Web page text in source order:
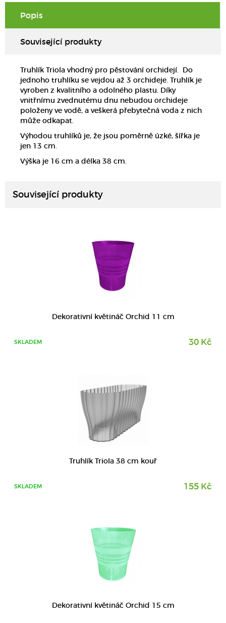
Popis
Související produkty
Truhlík Triola vhodný pro pěstování orchidejí. Do
jednoho truhlíku se vejdou až 3 orchideje. Truhlík je
vyroben z kvalitního a odolného plastu. Díky
vnitřnímu zvednutému dnu nebudou orchideje
položeny ve vodě, a veškerá přebytečná voda z nich
může odkapat.
Výhodou truhlíků je, že jsou poměrně úzké, šířka je
jen 13 cm.
Výška je 16 cm a délka 38 cm.
Související produkty
Dekorativní květináč Orchid 11 cm
SKLADEM 30 Kč
DETAIL
Truhlík Triola 38 cm kouř
SKLADEM 155 Kč
Dekorativní květináč Orchid 15 cm